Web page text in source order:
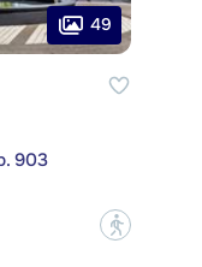
49
903
?